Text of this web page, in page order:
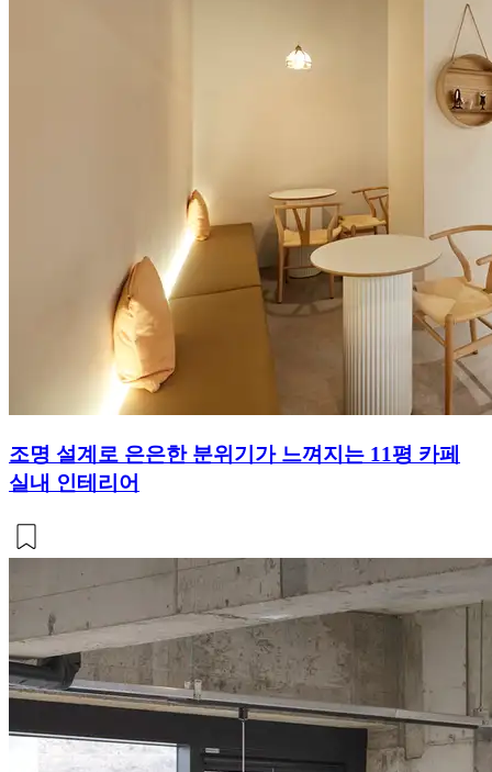
조명 설계로 은은한 분위기가 느껴지는 11평 카페
실내 인테리어